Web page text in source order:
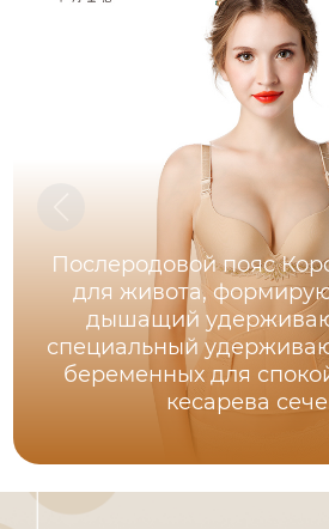
Послеродовой пояс
для живота,
дышащий
специальный
беременных для
кесарева